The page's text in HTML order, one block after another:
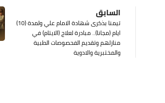
السابق
تيمنا بذكرى شهادة الامام علي ولمدة (10)
ايام (مجانا).. مبادرة لعلاج (الايتام) في
منازلهم وتقديم الفحصوصات الطبية
والمختبرية والادوية